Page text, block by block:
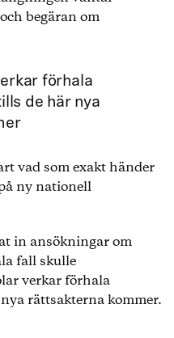
begäran om
förhala
de här nya
vad som exakt händer
ny nationell
in ansökningar om
fall skulle
verkar förhala
rättsakterna kommer.